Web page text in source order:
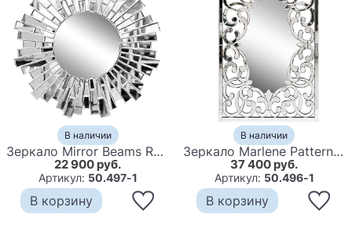
В наличии
Зеркало Mirror Beams Round Mirror
22 900 руб.
Артикул: 50.497-1
В корзину
В наличии
Зеркало Marlene Pattern Mirror
37 400 руб.
Артикул: 50.496-1
В корзину